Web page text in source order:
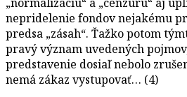
nepridelenie fondov nejakému
predsa „zásah“. Ťažko potom
pravý význam uvedených
predstavenie dosiaľ nebolo
nemá zákaz vystupovať… (4)